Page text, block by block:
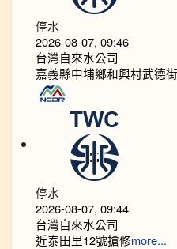
停水
2026-08-07, 09:46
台灣自來水公司
嘉義縣中埔鄉和興村武德
停水
2026-08-07, 09:44
台灣自來水公司
近泰田里12號搶修more...